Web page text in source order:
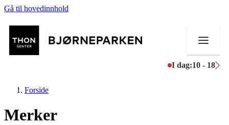
Gå til hovedinnhold
I dag:10 - 18
Forside
Merker